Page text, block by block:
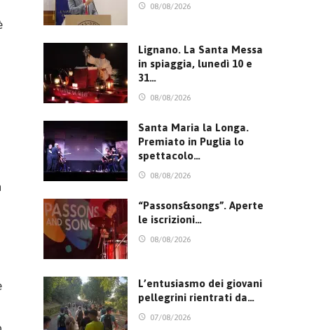
08/08/2026
Lignano. La Santa Messa
in spiaggia, lunedì 10 e
31…
08/08/2026
Santa Maria la Longa.
Premiato in Puglia lo
spettacolo…
08/08/2026
“Passons&songs”. Aperte
le iscrizioni…
08/08/2026
L’entusiasmo dei giovani
pellegrini rientrati da…
07/08/2026